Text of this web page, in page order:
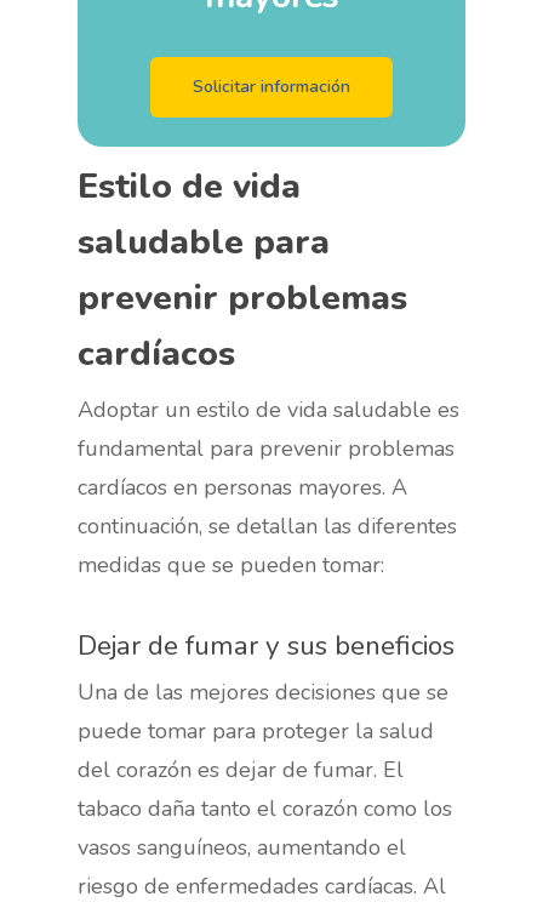
Solicitar información
Estilo de vida
saludable para
prevenir problemas
cardíacos
Adoptar un estilo de vida saludable es
fundamental para prevenir problemas
cardíacos en personas mayores. A
continuación, se detallan las diferentes
medidas que se pueden tomar:
Dejar de fumar y sus beneficios
Una de las mejores decisiones que se
puede tomar para proteger la salud
del corazón es dejar de fumar. El
tabaco daña tanto el corazón como los
vasos sanguíneos, aumentando el
riesgo de enfermedades cardíacas. Al